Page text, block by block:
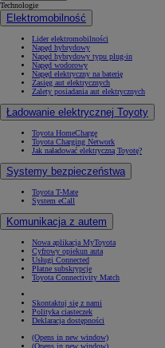
Technologie
Elektromobilność
Lider elektromobilności
Napęd hybrydowy
Napęd hybrydowy typu plug-in
Napęd wodorowy
Napęd elektryczny na baterię
Zasięg aut elektrycznych
Zalety posiadania aut elektrycznych
Ładowanie elektrycznej Toyoty
Toyota HomeCharge
Toyota Charging Network
Jak naładować elektryczną Toyotę?
Systemy bezpieczeństwa
Toyota T-Mate
System eCall
Komunikacja z autem
Nowa aplikacja MyToyota
Cyfrowy opiekun auta
Usługi Connected
Płatne subskrypcje
Toyota Connectivity Match
Skontaktuj się z nami
Polityka ciasteczek
Deklaracja dostępności
(Opens in new window)
(Opens in new window)